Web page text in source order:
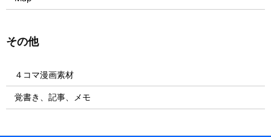
その他
４コマ漫画素材
覚書き、記事、メモ